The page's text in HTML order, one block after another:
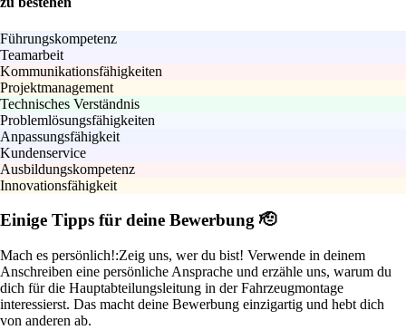
Führungskompetenz
Teamarbeit
Kommunikationsfähigkeiten
Projektmanagement
Technisches Verständnis
Problemlösungsfähigkeiten
Anpassungsfähigkeit
Kundenservice
Ausbildungskompetenz
Innovationsfähigkeit
Einige Tipps für deine Bewerbung 🫡
Mach es persönlich!:Zeig uns, wer du bist! Verwende in deinem
Anschreiben eine persönliche Ansprache und erzähle uns, warum du
dich für die Hauptabteilungsleitung in der Fahrzeugmontage
interessierst. Das macht deine Bewerbung einzigartig und hebt dich
von anderen ab.